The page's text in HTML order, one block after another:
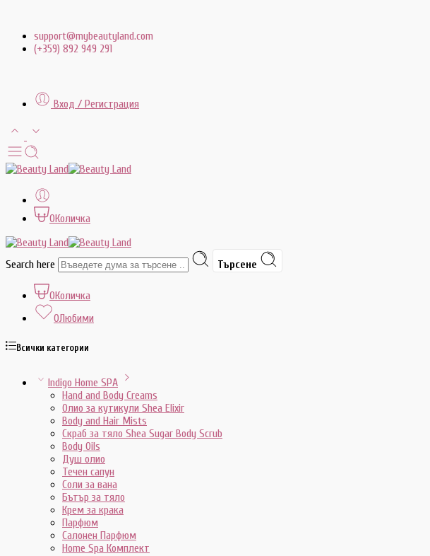
support@mybeautyland.com
(+359) 892 949 291
Вход / Регистрация
0Количка
Search here Търсене
0Количка
0Любими
Всички категории
Indigo Home SPA
Hand and Body Creams
Олио за кутикули Shea Elixir
Body and Hair Mists
Скраб за тяло Shea Sugar Body Scrub
Body Oils
Душ олио
Течен сапун
Соли за вана
Бътър за тяло
Крем за крака
Парфюм
Салонен Парфюм
Home Spa Комплект